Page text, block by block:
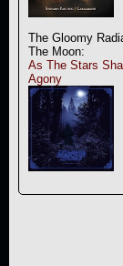
The Gloomy
The Moon:
As The Stars
Agony